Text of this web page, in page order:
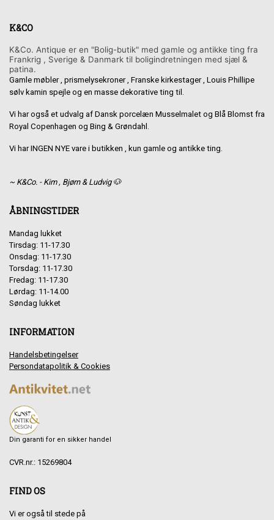
K&CO
K&Co. Antique er en "Bolig-butik" med gamle og antikke ting fra
Frankrig , Sverige & Danmark til boligindretningen med sjæl &
patina.
Gamle møbler , prismelysekroner , Franske kirkestager , Louis Phillipe
sølv kamin spejle og en masse dekorative ting til.
Vi har også et udvalg af Dansk porcelæn Musselmalet og Blå Blomst fra
Royal Copenhagen og Bing & Grøndahl.
Vi har INGEN NYE vare i butikken , kun gamle og antikke ting.
~ K&Co. - Kim , Bjørn & Ludvig 🐶
ÅBNINGSTIDER
Mandag lukket
Tirsdag: 11-17.30
Onsdag: 11-17.30
Torsdag: 11-17.30
Fredag: 11-17.30
Lørdag: 11-14.00
Søndag lukket
INFORMATION
Handelsbetingelser
Persondatapolitik & Cookies
Din garanti for en sikker handel
CVR.nr.: 15269804
FIND OS
Vi er også til stede på